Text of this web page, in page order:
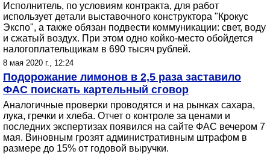
Исполнитель, по условиям контракта, для работ
использует детали выставочного конструктора "Крокус
Экспо", а также обязан подвести коммуникации: свет, воду
и сжатый воздух. При этом одно койко-место обойдется
налогоплательщикам в 690 тысяч рублей.
8 мая 2020 г., 12:24
Подорожание лимонов в 2,5 раза заставило
ФАС поискать картельный сговор
Аналогичные проверки проводятся и на рынках сахара,
лука, гречки и хлеба. Отчет о контроле за ценами и
последних экспертизах появился на сайте ФАС вечером 7
мая. Виновным грозят административным штрафом в
размере до 15% от годовой выручки.